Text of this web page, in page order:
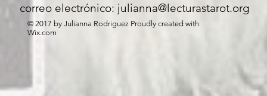
correo electrónico: julianna@lecturastarot.org
© 2017 by Julianna Rodriguez Proudly created with
Wix.com